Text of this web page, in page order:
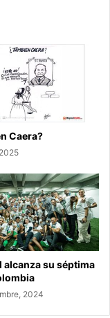
Caera?
alcanza su séptima
2024